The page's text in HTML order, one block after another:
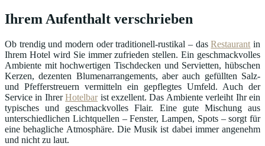
Ihrem Aufenthalt verschrieben
Ob trendig und modern oder traditionell-rustikal – dasRestaurant in
Ihrem Hotel wird Sie immer zufrieden stellen. Ein geschmackvolles
Ambiente mit hochwertigen Tischdecken und Servietten, hübschen
Kerzen, dezenten Blumenarrangements, aber auch gefüllten Salz-
und Pfefferstreuern vermitteln ein gepflegtes Umfeld. Auch der
Service in IhrerHotelbarist exzellent. Das Ambiente verleiht Ihr ein
typisches und geschmackvolles Flair. Eine gute Mischung aus
unterschiedlichen Lichtquellen – Fenster, Lampen, Spots – sorgt für
eine behagliche Atmosphäre. Die Musik ist dabei immer angenehm
und nicht zu laut.